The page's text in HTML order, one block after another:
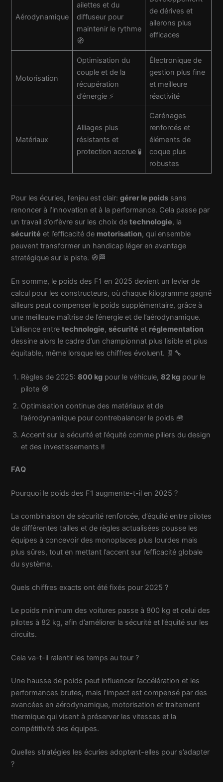
Aérodynamique
ailettes et du
diffuseur pour
maintenir le rythme
🧭
de dérives et
ailerons plus
efficaces
Motorisation
Optimisation du
couple et de la
récupération
d’énergie ⚡
Électronique de
gestion plus fine
et meilleure
réactivité
Matériaux
Alliages plus
résistants et
protection accrue 🧪
Carénages
renforcés et
éléments de
coque plus
robustes
Pour les écuries, l’enjeu est clair:gérer le poids sans
renoncer à l’innovation et à la performance. Cela passe par
un travail d’orfèvre sur les choix detechnologie, la
sécurité et l’efficacité de motorisation, qui ensemble
peuvent transformer un handicap léger en avantage
stratégique sur la piste. 🧭🏁
En somme, le poids des F1 en 2025 devient un levier de
calcul pour les constructeurs, où chaque kilogramme gagné
ailleurs peut compenser le poids supplémentaire, grâce à
une meilleure maîtrise de l’énergie et de l’aérodynamique.
L’alliance entretechnologie,sécurité et réglementation
dessine alors le cadre d’un championnat plus lisible et plus
équitable, même lorsque les chiffres évoluent. 🧬🔧
Règles de 2025:800 kg pour le véhicule,82 kg pour le
pilote 🧭
Optimisation continue des matériaux et de
l’aérodynamique pour contrebalancer le poids 🧰
Accent sur la sécurité et l’équité comme piliers du design
et des investissements 🚦
FAQ
Pourquoi le poids des F1 augmente-t-il en 2025 ?
La combinaison de sécurité renforcée, d’équité entre pilotes
de différentes tailles et de règles actualisées pousse les
équipes à concevoir des monoplaces plus lourdes mais
plus sûres, tout en mettant l’accent sur l’efficacité globale
du système.
Quels chiffres exacts ont été fixés pour 2025 ?
Le poids minimum des voitures passe à 800 kg et celui des
pilotes à 82 kg, afin d’améliorer la sécurité et l’équité sur les
circuits.
Cela va-t-il ralentir les temps au tour ?
Une hausse de poids peut influencer l’accélération et les
performances brutes, mais l’impact est compensé par des
avancées en aérodynamique, motorisation et traitement
thermique qui visent à préserver les vitesses et la
compétitivité des équipes.
Quelles stratégies les écuries adoptent-elles pour s’adapter
?